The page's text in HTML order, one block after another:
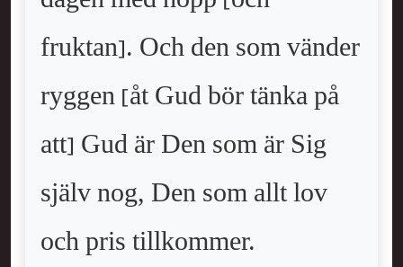
fruktan]. Och den som vänder
ryggen [åt Gud bör tänka på
att] Gud är Den som är Sig
själv nog, Den som allt lov
och pris tillkommer.